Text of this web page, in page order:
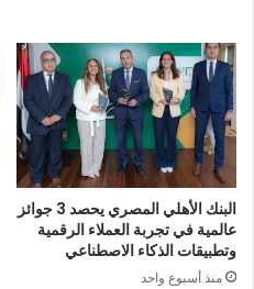
البنك الأهلي المصري يحصد 3 جوائز
عالمية في تجربة العملاء الرقمية
وتطبيقات الذكاء الاصطناعي
منذ أسبوع واحد